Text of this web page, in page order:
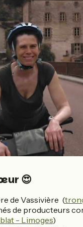
😍
de Vassivière (
de producteurs
- Limoges)